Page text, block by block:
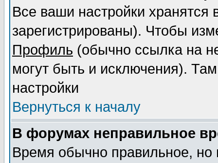
Все ваши настройки
зарегистрированы). Чтобы
Профиль (обычно ссылка на
могут быть и исключения).
настройки
Вернуться к началу
В форумах неправильное
Время обычно правильное,